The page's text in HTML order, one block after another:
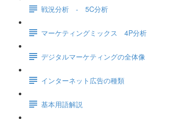
戦況分析 - 5C分析
マーケティングミックス 4P分析
デジタルマーケティングの全体像
インターネット広告の種類
基本用語解説